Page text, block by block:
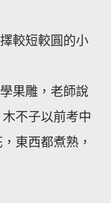
較短較圓的小
果雕，老師說
不子以前考中
東西都煮熟，